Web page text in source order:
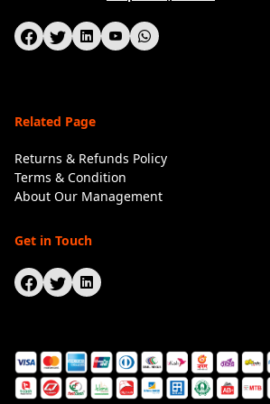
Related Page
Returns & Refunds Policy
Terms & Condition
About Our Management
Get in Touch